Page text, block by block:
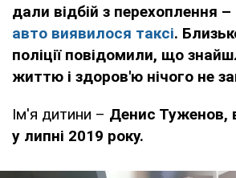
дали відбій з перехоплення
авто виявилося таксі.
поліції повідомили, що
життю і здоров'ю нічого не
Ім'я дитини – Денис Туженов,
у липні 2019 року.